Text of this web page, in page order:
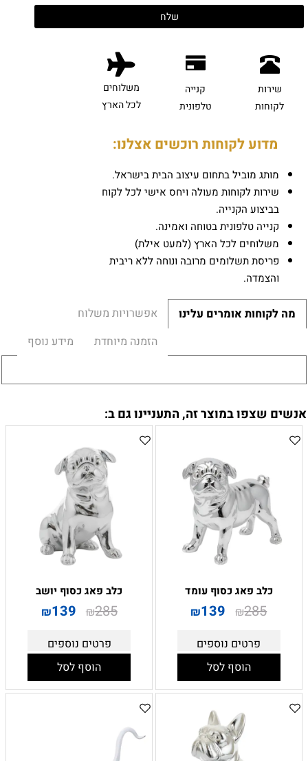
שירות
לקוחות
קנייה
טלפונית
משלוחים
לכל הארץ
מדוע לקוחות רוכשים אצלנו:
מותג מוביל בתחום עיצוב הבית בישראל.
שירות לקוחות מעולה ויחס אישי לכל לקוח
בביצוע הקנייה.
קנייה טלפונית בטוחה ואמינה.
משלוחים לכל הארץ (למעט אילת)
פריסת תשלומים מרובה ונוחה ללא ריבית
והצמדה.
מה לקוחות אומרים עלינו
אפשרויות משלוח
הזמנה מיוחדת
מידע נוסף
אנשים שצפו במוצר זה, התעניינו גם ב:
כלב פאג כסוף עומד
₪285
₪139
פרטים נוספים
הוסף לסל
כלב פאג כסוף יושב
₪285
₪139
פרטים נוספים
הוסף לסל